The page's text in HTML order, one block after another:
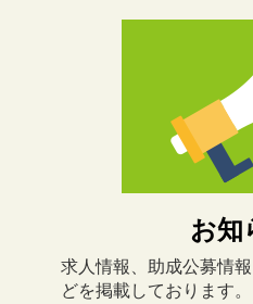
お知
求人情報、助成公募情
どを掲載しております。